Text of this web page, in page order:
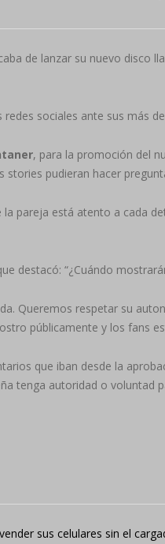
de lanzar su nuevo disco
sociales ante sus más
, para la promoción del
stories pudieran hacer
pareja está atento a cada
destacó: “¿Cuándo
Queremos respetar su
públicamente y los fans
que iban desde la
tenga autoridad o voluntad
sus celulares sin el